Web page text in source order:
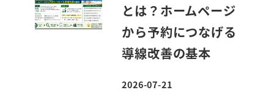
とは？ホームページ
から予約につなげる
導線改善の基本
投稿日
2026-07-21